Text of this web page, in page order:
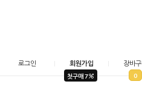
로그인 회원가입
첫구매 7
장바
0